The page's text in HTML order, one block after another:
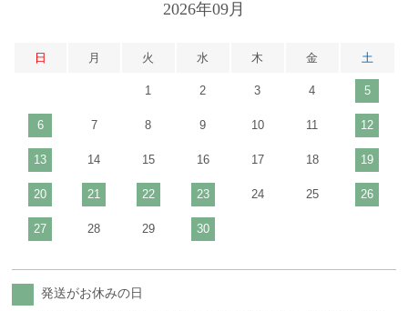
2026年09月
日 月 火 水 木 金 土
1 2 3 4 5
6 7 8 9 10 11 12
13 14 15 16 17 18 19
20 21 22 23 24 25 26
27 28 29 30
発送がお休みの日